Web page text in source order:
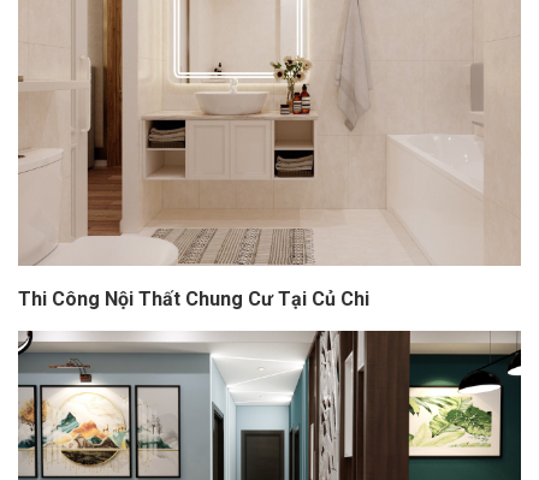
Thi Công Nội Thất Chung Cư Tại Củ Chi